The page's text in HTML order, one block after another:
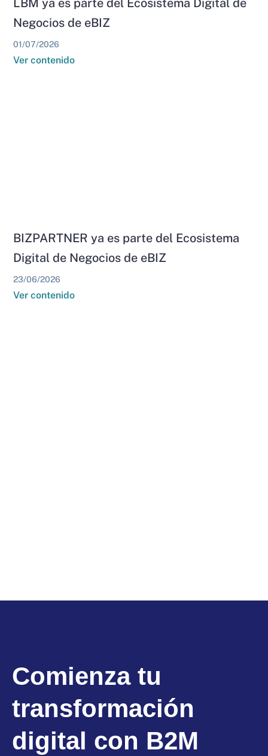
LBM ya es parte del Ecosistema Digital de
Negocios de eBIZ
01/07/2026
Ver contenido
BIZPARTNER ya es parte del Ecosistema
Digital de Negocios de eBIZ
23/06/2026
Ver contenido
Comienza tu
transformación
digital con B2M